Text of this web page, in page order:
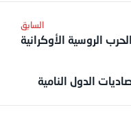
الروسية الأوكرانية
الدول النامية